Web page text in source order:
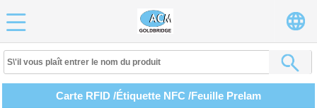
Carte RFID /Étiquette NFC /Feuille Prelam